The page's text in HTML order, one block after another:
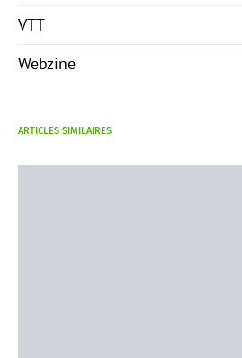
VTT
Webzine
ARTICLES SIMILAIRES